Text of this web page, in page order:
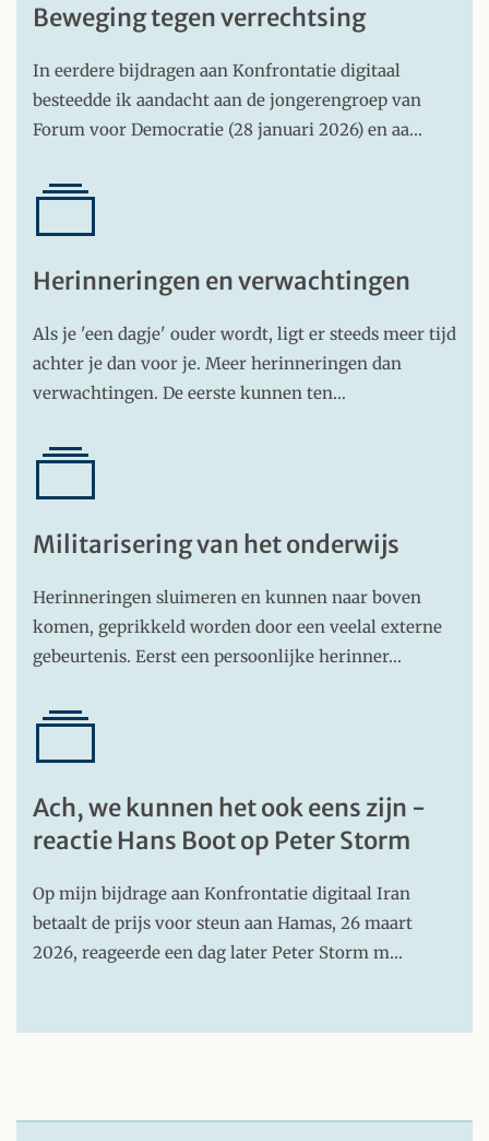
Beweging tegen verrechtsing
In eerdere bijdragen aan Konfrontatie digitaal
besteedde ik aandacht aan de jongerengroep van
Forum voor Democratie (28 januari 2026) en aa…
Herinneringen en verwachtingen
Als je 'een dagje' ouder wordt, ligt er steeds meer tijd
achter je dan voor je. Meer herinneringen dan
verwachtingen. De eerste kunnen ten…
Militarisering van het onderwijs
Herinneringen sluimeren en kunnen naar boven
komen, geprikkeld worden door een veelal externe
gebeurtenis. Eerst een persoonlijke herinner…
Ach, we kunnen het ook eens zijn -
reactie Hans Boot op Peter Storm
Op mijn bijdrage aan Konfrontatie digitaal Iran
betaalt de prijs voor steun aan Hamas, 26 maart
2026, reageerde een dag later Peter Storm m…